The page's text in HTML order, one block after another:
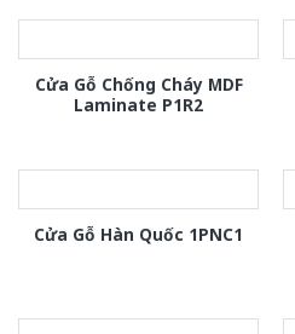
Cửa Gỗ Chống Cháy MDF
Laminate P1R2
Cửa Gỗ Hàn Quốc 1PNC1